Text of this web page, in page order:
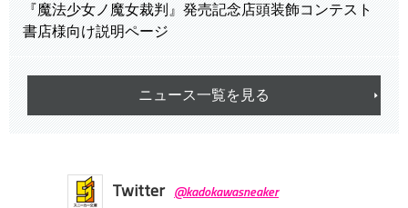
『魔法少女ノ魔女裁判』発売記念店頭装飾コンテスト
書店様向け説明ページ
ニュース一覧を見る
Twitter @kadokawasneaker